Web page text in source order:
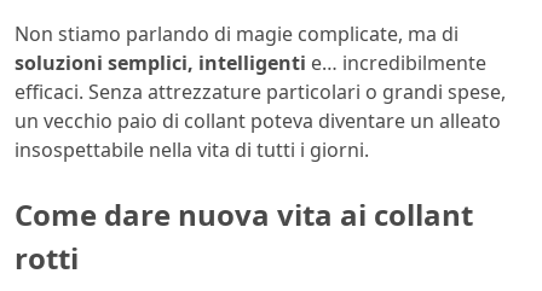
Non stiamo parlando di magie complicate, ma di
soluzioni semplici, intelligenti e… incredibilmente
efficaci. Senza attrezzature particolari o grandi spese,
un vecchio paio di collant poteva diventare un alleato
insospettabile nella vita di tutti i giorni.
Come dare nuova vita ai collant
rotti